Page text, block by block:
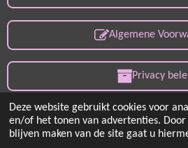
Deze website gebruikt cookies voor
en/of het tonen van advertenties.
blijven maken van de site gaat u
Algemene
Privacy